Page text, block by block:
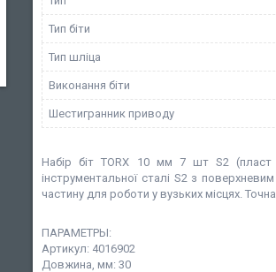
Тип біти
Тип шліца
Виконання біти
Шестигранник приводу
Набір біт TORX 10 мм 7 шт S2 (пласт
інструментальної сталі S2 з
частину для роботи у вузьких місцях.
ПАРАМЕТРЫ:
Артикул: 4016902
Довжина, мм: 30